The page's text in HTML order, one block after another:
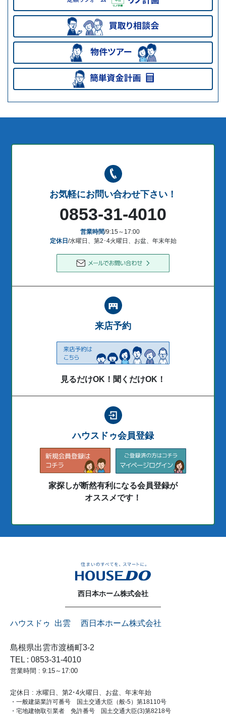
お気軽にお問い合わせ下さい！
0853-31-4010
営業時間/9:15～17:00
定休日 /水曜日、第2･4火曜日、お盆、年末年始
来店予約
見るだけOK！聞くだけOK！
ハウスドゥ会員登録
家探しが断然有利になる会員登録が
オススメです！
西日本ホーム株式会社
ハウスドゥ 出雲 西日本ホーム株式会社
島根県出雲市渡橋町3-2
TEL : 0853-31-4010
営業時間 : 9:15～17:00
定休日 : 水曜日、第2･4火曜日、お盆、年末年始
・一般建築業許可番号 国土交通大臣（般-5）第18110号
・宅地建物取引業者 免許番号 国土交通大臣(3)第8218号